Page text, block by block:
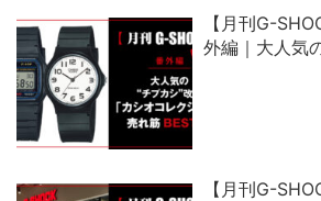
【月刊G-
外編｜大人気
【月刊G-